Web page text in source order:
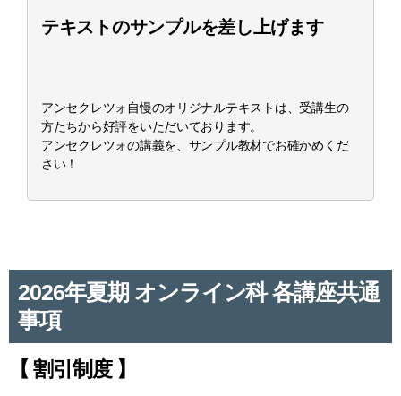
テキストのサンプルを差し上げます
アンセクレツォ自慢のオリジナルテキストは、受講生の
方たちから好評をいただいております。
アンセクレツォの講義を、サンプル教材でお確かめくだ
さい！
2026年夏期 オンライン科 各講座共通
事項
【 割引制度 】